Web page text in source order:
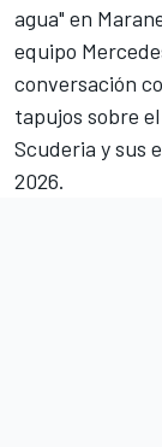
agua" en
equipo
conversación
tapujos sobre
Scuderia y sus
2026.